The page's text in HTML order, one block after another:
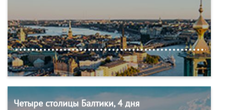
Четыре столицы Балтики, 4 дня